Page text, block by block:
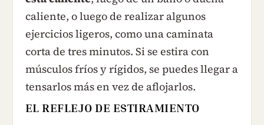
caliente, o luego de realizar algunos
ejercicios ligeros, como una caminata
corta de tres minutos. Si se estira con
músculos fríos y rígidos, se puedes llegar a
tensarlos más en vez de aflojarlos.
EL REFLEJO DE ESTIRAMIENTO